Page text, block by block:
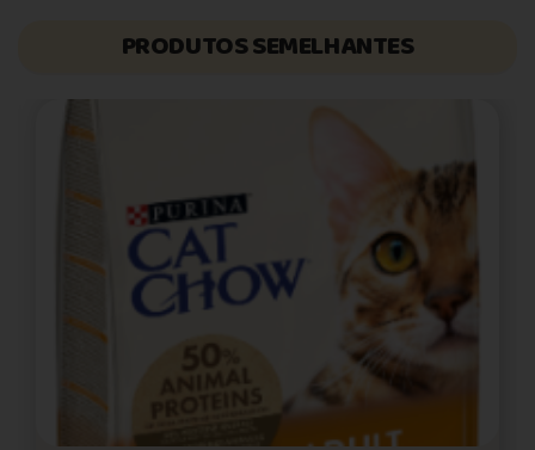
PRODUTOS SEMELHANTES